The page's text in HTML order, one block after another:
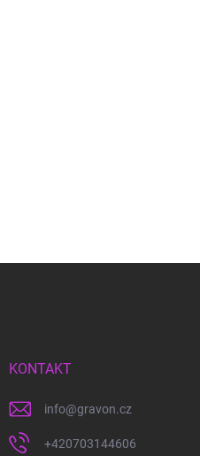
KONTAKT
info@gravon.cz
+420703144606